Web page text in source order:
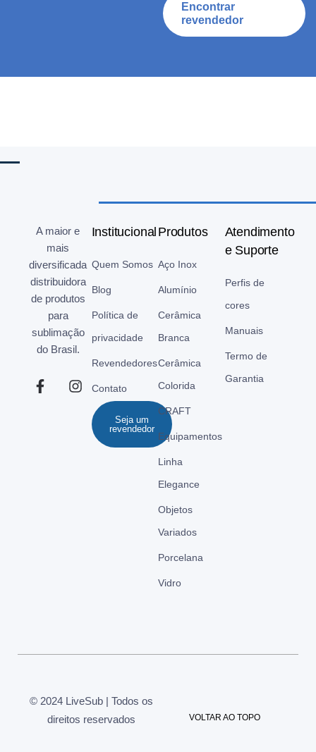
Encontrar
revendedor
A maior e
mais
diversificada
distribuidora
de produtos
para
sublimação
do Brasil.
Institucional
Quem Somos
Blog
Política de
privacidade
Revendedores
Contato
Seja um
revendedor
Produtos
Aço Inox
Alumínio
Cerâmica
Branca
Cerâmica
Colorida
CRAFT
Equipamentos
Linha
Elegance
Objetos
Variados
Porcelana
Vidro
Atendimento
e Suporte
Perfis de
cores
Manuais
Termo de
Garantia
© 2024 LiveSub | Todos os
direitos reservados
VOLTAR AO TOPO